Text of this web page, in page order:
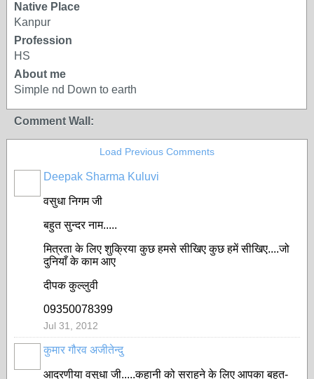
Native Place
Kanpur
Profession
HS
About me
Simple nd Down to earth
Comment Wall:
Load Previous Comments
Deepak Sharma Kuluvi
वसुधा निगम जी
बहुत सुन्दर नाम.....
मित्रता के लिए शुक्रिया कुछ हमसे सीखिए कुछ हमें सीखिए....जो
दुनियाँ के काम आए
दीपक कुल्लुवी
09350078399
Jul 31, 2012
कुमार गौरव अजीतेन्दु
आदरणीया वसुधा जी.....कहानी को सराहने के लिए आपका बहुत-